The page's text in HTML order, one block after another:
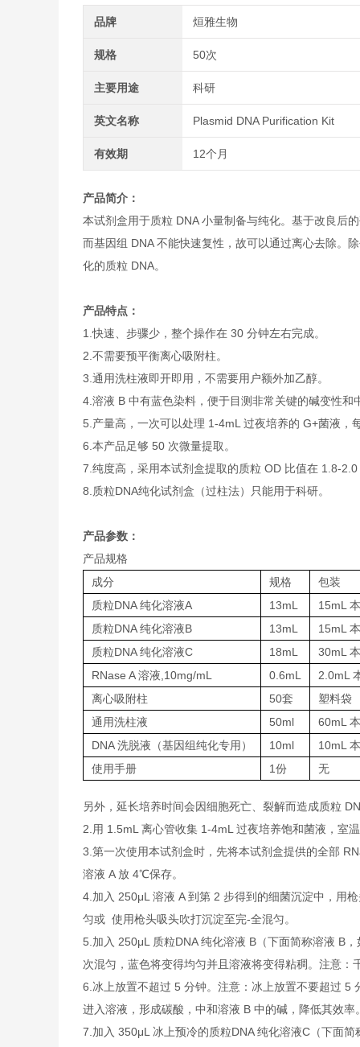
品牌 烜雅生物
规格 50次
主要用途 科研
英文名称 Plasmid DNA Purification Kit
有效期 12个月
产品简介：
本试剂盒用于质粒 DNA 小量制备与纯化。基于改良后
而基因组 DNA 不能快速复性，故可以通过离心去除。
化的质粒 DNA。
产品特点：
1.快速、步骤少，整个操作在 30 分钟左右完成。
2.不需要预平衡离心吸附柱。
3.通用洗柱液即开即用，不需要用户额外加乙醇。
4.溶液 B 中有蓝色染料，便于目测非常关键的碱变性
5.产量高，一次可以处理 1-4mL 过夜培养的 G+菌液
6.本产品足够 50 次微量提取。
7.纯度高，采用本试剂盒提取的质粒 OD 比值在 1.8-
8.质粒DNA纯化试剂盒（过柱法）只能用于科研。
产品参数：
产品规格
成分
规格
包装
质粒DNA 纯化溶液A
13mL
15mL
质粒DNA 纯化溶液B
13mL
15mL
质粒DNA 纯化溶液C
18mL
30mL
RNase A 溶液,10mg/mL
0.6mL
2.0mL
离心吸附柱
50套
塑料袋
通用洗柱液
50ml
60mL
DNA 洗脱液（基因组纯化专用）
10ml
10mL
使用手册
1份 无
另外，延长培养时间会因细胞死亡、裂解而造成质粒
2.用 1.5mL 离心管收集 1-4mL 过夜培养饱和菌液，室
3.第一次使用本试剂盒时，先将本试剂盒提供的全部
溶液 A 放 4℃保存。
4.加入 250μL 溶液 A 到第 2 步得到的细菌沉淀中，用
匀或 使用枪头吸头吹打沉淀至完-全混匀。
5.加入 250μL 质粒DNA 纯化溶液 B（下面简称溶液 B
次混匀，蓝色将变得均匀并且溶液将变得粘稠。注意
6.冰上放置不超过 5 分钟。注意：冰上放置不要超过 5
进入溶液，形成碳酸，中和溶液 B 中的碱，降低其效
7.加入 350μL 冰上预冷的质粒DNA 纯化溶液C（下面